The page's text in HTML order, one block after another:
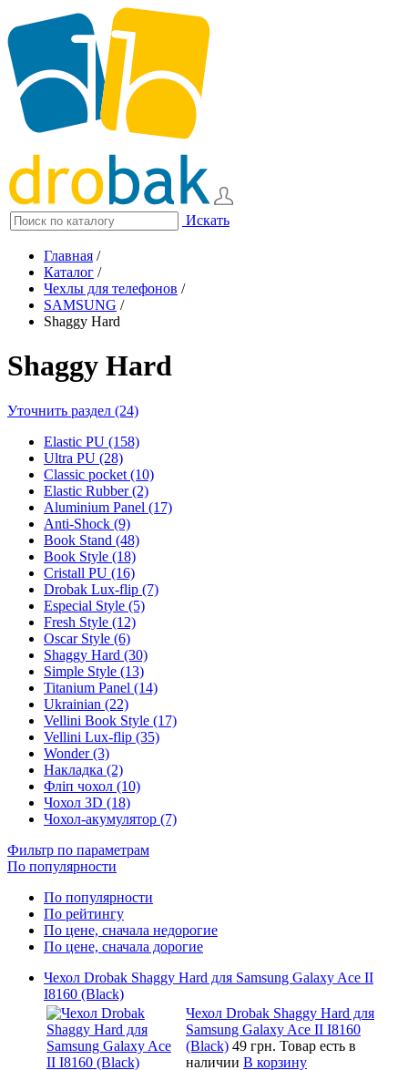
Искать
Главная /
Каталог /
Чехлы для телефонов /
SAMSUNG /
Shaggy Hard
Shaggy Hard
Уточнить раздел (24)
Elastic PU (158)
Ultra PU (28)
Classic pocket (10)
Elastic Rubber (2)
Aluminium Panel (17)
Anti-Shock (9)
Book Stand (48)
Book Style (18)
Cristall PU (16)
Drobak Lux-flip (7)
Especial Style (5)
Fresh Style (12)
Oscar Style (6)
Shaggy Hard (30)
Simple Style (13)
Titanium Panel (14)
Ukrainian (22)
Vellini Book Style (17)
Vellini Lux-flip (35)
Wonder (3)
Накладка (2)
Фліп чохол (10)
Чохол 3D (18)
Чохол-акумулятор (7)
Фильтр по параметрам
По популярности
По популярности
По рейтингу
По цене, сначала недорогие
По цене, сначала дорогие
Чехол Drobak Shaggy Hard для Samsung Galaxy Ace II
I8160 (Black)
Чехол Drobak Shaggy Hard для
Samsung Galaxy Ace II I8160
(Black) 49 грн. Товар есть в
наличии В корзину